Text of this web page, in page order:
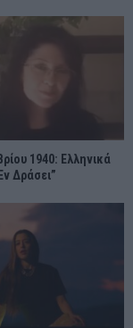
1940: Ελληνικά
Δράσει”